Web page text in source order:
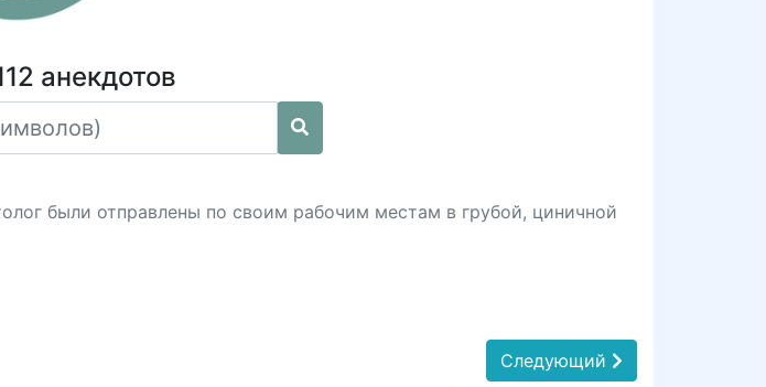
анекдотов
были отправлены по своим рабочим местам в грубой, циничной
Следующий